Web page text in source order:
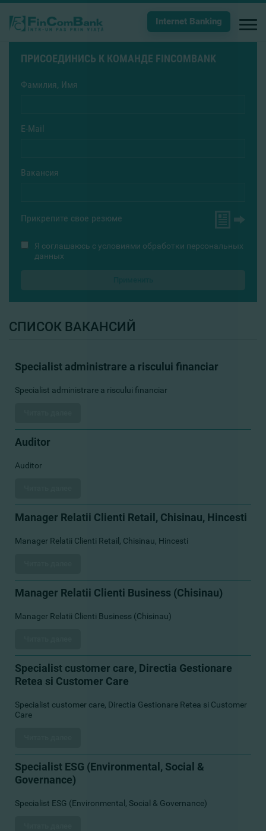
Internet Banking
ПРИСОЕДИНИСЬ К КОМАНДЕ FINCOMBANK
Фамилия, Имя
E-Mail
Вакансия
Прикрепите свое резюме
Я соглашаюсь с условиями обработки персональных
данных
СПИСОК ВАКАНСИЙ
Specialist administrare a riscului financiar
Specialist administrare a riscului financiar
Auditor
Auditor
Manager Relatii Clienti Retail, Chisinau, Hincesti
Manager Relatii Clienti Retail, Chisinau, Hincesti
Manager Relatii Clienti Business (Chisinau)
Manager Relatii Clienti Business (Chisinau)
Specialist customer care, Directia Gestionare
Retea si Customer Care
Specialist customer care, Directia Gestionare Retea si Customer
Care
Specialist ESG (Environmental, Social &
Governance)
Specialist ESG (Environmental, Social & Governance)